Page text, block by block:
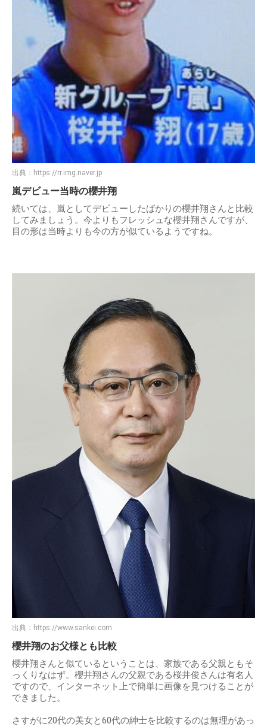
出典： https://rr.img.naver.jp
嵐デビュー当時の櫻井翔
続いては、嵐としてデビューしたばかりの櫻井翔さんと比較
してみましょう。今よりもフレッシュな櫻井翔さんですが、
目の形は当時よりも今の方が似ているようですね。
出典： https://www.sankei.com
櫻井翔のお父様とも比較
櫻井翔さんと似ているということは、家族である父親ともそ
っくりなはず。櫻井翔さんの父親である桜井俊さんは有名人
ですので、インターネット上で簡単に画像を見つけることが
できました。
さすがに20代の美女と60代の紳士を比較するのは無理があっ